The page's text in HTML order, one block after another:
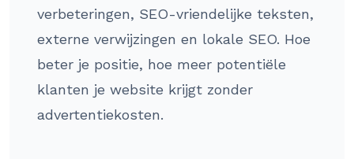
verbeteringen, SEO-vriendelijke teksten,
externe verwijzingen en lokale SEO. Hoe
beter je positie, hoe meer potentiële
klanten je website krijgt zonder
advertentiekosten.